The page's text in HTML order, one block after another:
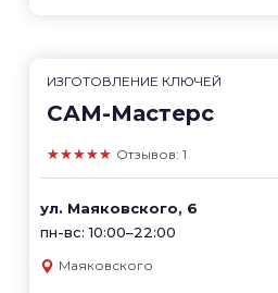
ИЗГОТОВЛЕНИЕ КЛЮЧЕЙ
САМ-Мастерс
★★★★★ Отзывов: 1
ул. Маяковского, 6
пн-вс: 10:00–22:00
Маяковского